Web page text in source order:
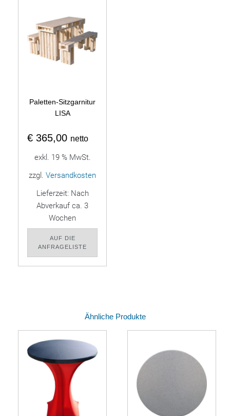
Paletten-Sitzgarnitur
LISA
€ 365,00 netto
exkl. 19 % MwSt.
zzgl. Versandkosten
Lieferzeit: Nach
Abverkauf ca. 3
Wochen
AUF DIE
ANFRAGELISTE
Ähnliche Produkte